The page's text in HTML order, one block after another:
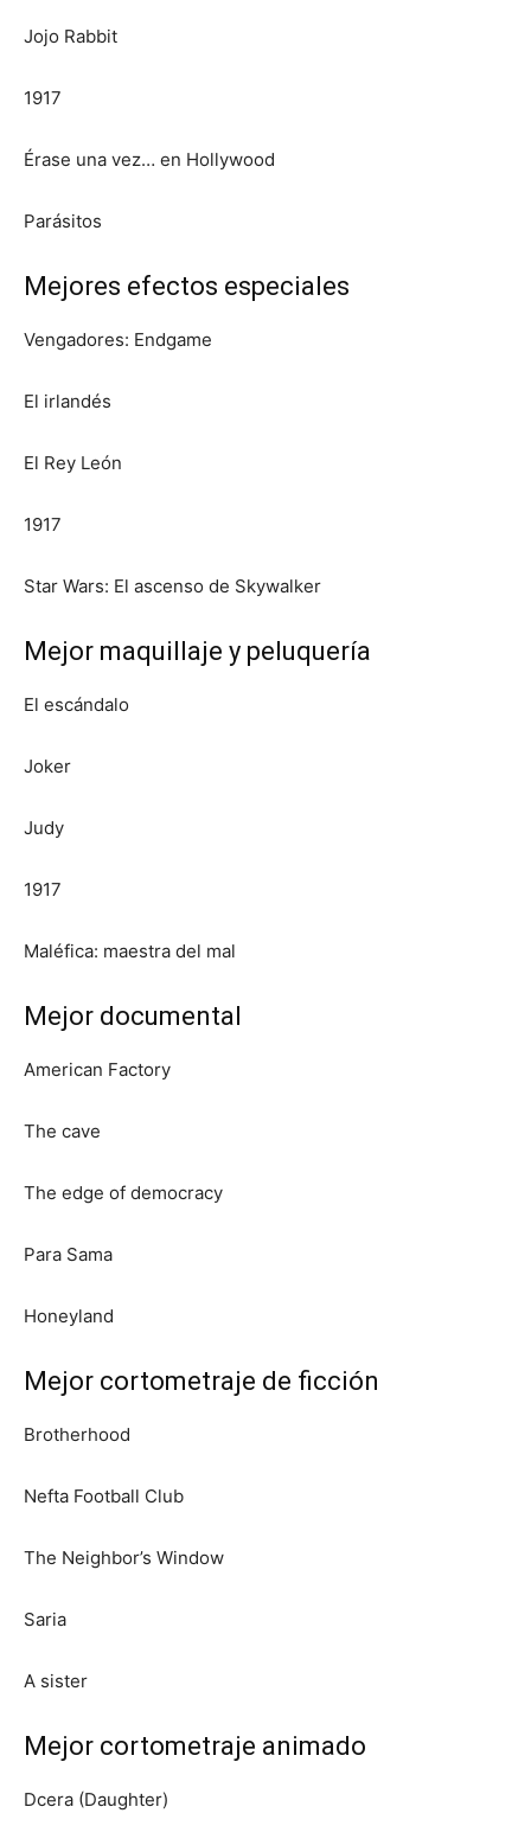
Jojo Rabbit
1917
Érase una vez… en Hollywood
Parásitos
Mejores efectos especiales
Vengadores: Endgame
El irlandés
El Rey León
1917
Star Wars: El ascenso de Skywalker
Mejor maquillaje y peluquería
El escándalo
Joker
Judy
1917
Maléfica: maestra del mal
Mejor documental
American Factory
The cave
The edge of democracy
Para Sama
Honeyland
Mejor cortometraje de ficción
Brotherhood
Nefta Football Club
The Neighbor’s Window
Saria
A sister
Mejor cortometraje animado
Dcera (Daughter)